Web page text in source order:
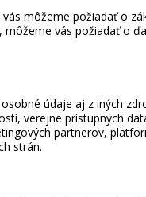
vás môžeme požiadať o
môžeme vás požiadať o
údaje aj z iných
verejne prístupných
partnerov,
strán.